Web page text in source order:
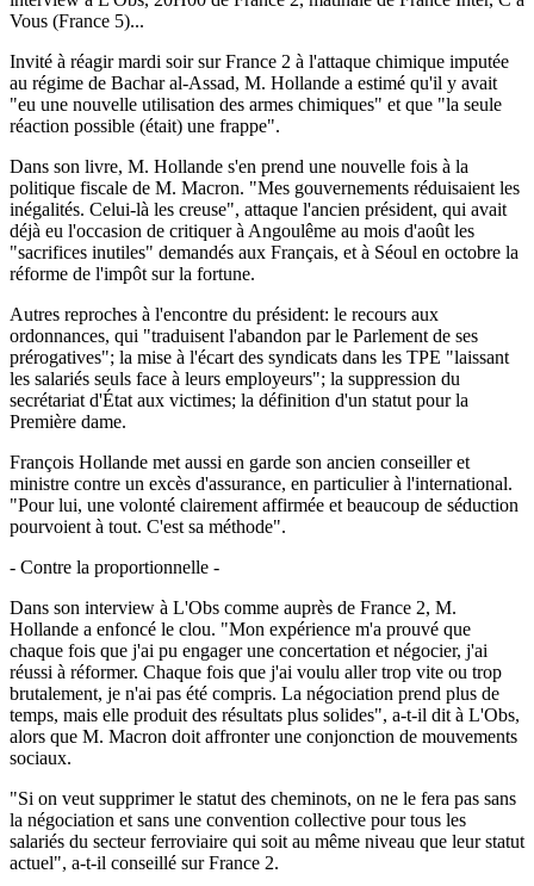
Vous (France 5)...
Invité à réagir mardi soir sur France 2 à l'attaque chimique imputée
au régime de Bachar al-Assad, M. Hollande a estimé qu'il y avait
"eu une nouvelle utilisation des armes chimiques" et que "la seule
réaction possible (était) une frappe".
Dans son livre, M. Hollande s'en prend une nouvelle fois à la
politique fiscale de M. Macron. "Mes gouvernements réduisaient les
inégalités. Celui-là les creuse", attaque l'ancien président, qui avait
déjà eu l'occasion de critiquer à Angoulême au mois d'août les
"sacrifices inutiles" demandés aux Français, et à Séoul en octobre la
réforme de l'impôt sur la fortune.
Autres reproches à l'encontre du président: le recours aux
ordonnances, qui "traduisent l'abandon par le Parlement de ses
prérogatives"; la mise à l'écart des syndicats dans les TPE "laissant
les salariés seuls face à leurs employeurs"; la suppression du
secrétariat d'État aux victimes; la définition d'un statut pour la
Première dame.
François Hollande met aussi en garde son ancien conseiller et
ministre contre un excès d'assurance, en particulier à l'international.
"Pour lui, une volonté clairement affirmée et beaucoup de séduction
pourvoient à tout. C'est sa méthode".
- Contre la proportionnelle -
Dans son interview à L'Obs comme auprès de France 2, M.
Hollande a enfoncé le clou. "Mon expérience m'a prouvé que
chaque fois que j'ai pu engager une concertation et négocier, j'ai
réussi à réformer. Chaque fois que j'ai voulu aller trop vite ou trop
brutalement, je n'ai pas été compris. La négociation prend plus de
temps, mais elle produit des résultats plus solides", a-t-il dit à L'Obs,
alors que M. Macron doit affronter une conjonction de mouvements
sociaux.
"Si on veut supprimer le statut des cheminots, on ne le fera pas sans
la négociation et sans une convention collective pour tous les
salariés du secteur ferroviaire qui soit au même niveau que leur statut
actuel", a-t-il conseillé sur France 2.